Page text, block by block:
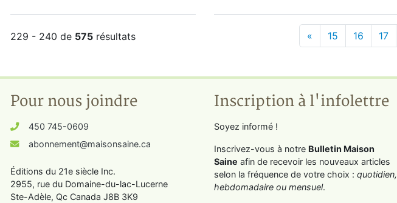
229 - 240 de 575 résultats « 15 16 17
Pour nous joindre
450 745-0609
abonnement@maisonsaine.ca
Éditions du 21e siècle Inc.
2955, rue du Domaine-du-lac-Lucerne
Ste-Adèle, Qc Canada J8B 3K9
Inscription à l'infolettre
Soyez informé !
Inscrivez-vous à notre Bulletin Maison
Saine afin de recevoir les nouveaux articles
selon la fréquence de votre choix : quotidien,
hebdomadaire ou mensuel.